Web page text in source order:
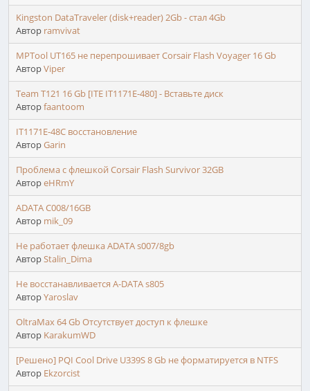
Kingston DataTraveler (disk+reader) 2Gb - стал 4Gb
Автор ramvivat
MPTool UT165 не перепрошивает Corsair Flash Voyager 16 Gb
АвторViper
Team T121 16 Gb [ITE IT1171E-480] - Вставьте диск
Авторfaantoom
IT1171E-48C восстановление
АвторGarin
Проблема с флешкой Corsair Flash Survivor 32GB
АвторeHRmY
ADATA C008/16GB
Автор mik_09
Не работает флешка ADATA s007/8gb
АвторStalin_Dima
Не восстанавливается A-DATA s805
АвторYaroslav
OltraMax 64 Gb Отсутствует доступ к флешке
Автор KarakumWD
[Решено] PQI Cool Drive U339S 8 Gb не форматируется в NTFS
Автор Ekzorcist